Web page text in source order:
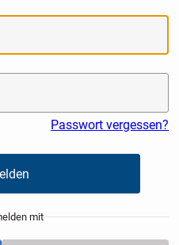
Passwort vergessen?
mit